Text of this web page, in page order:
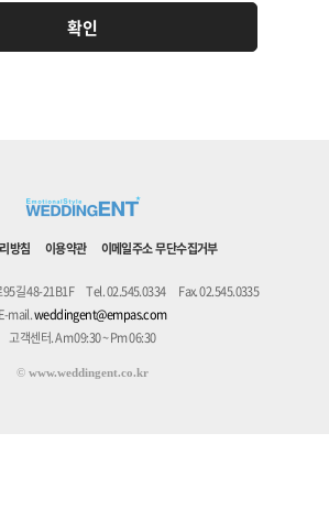
방침 이용약관 이메일주소 무단수집거부
95길 48-21B1F Tel. 02.545.0334
Fax. 02.545.0335
E-mail.weddingent@empas.com
고객센터. Am 09:30 ~ Pm 06:30
© www.weddingent.co.kr